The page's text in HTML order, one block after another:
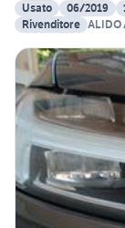
Usato
06/2019
Rivenditore ALIDO